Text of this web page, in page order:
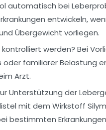
automatisch bei
entwickeln,
Übergewicht vorliegen.
werden? Bei
oder familiärer Belastung
Arzt.
Unterstützung der
mit dem Wirkstoff
bestimmten